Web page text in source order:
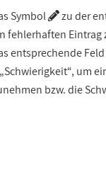
Symbol
zu der
fehlerhaften Eintrag
entsprechende
um
bzw. die